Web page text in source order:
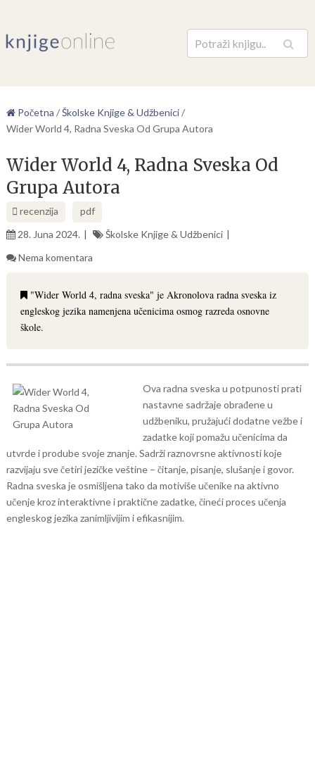
Pretraga
Početna /Školske Knjige & Udžbenici/
Wider World 4, Radna Sveska Od Grupa Autora
Wider World 4, Radna Sveska Od
Grupa Autora
recenzija
pdf
28. Juna 2024.
Školske Knjige & Udžbenici
Nema komentara
"Wider World 4, radna sveska" je Akronolova radna sveska iz
engleskog jezika namenjena učenicima osmog razreda osnovne
škole.
Ova radna sveska u potpunosti prati
nastavne sadržaje obrađene u
udžbeniku, pružajući dodatne vežbe i
zadatke koji pomažu učenicima da
utvrde i prodube svoje znanje. Sadrži raznovrsne aktivnosti koje
razvijaju sve četiri jezičke veštine – čitanje, pisanje, slušanje i govor.
Radna sveska je osmišljena tako da motiviše učenike na aktivno
učenje kroz interaktivne i praktične zadatke, čineći proces učenja
engleskog jezika zanimljivijim i efikasnijim.